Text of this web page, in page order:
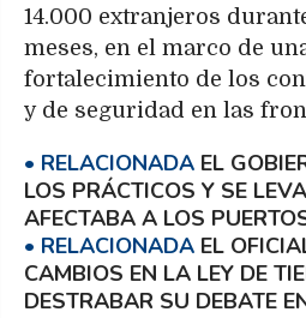
14.000 extranjeros
meses, en el marco de
fortalecimiento de los
y de seguridad en las
EL
LOS PRÁCTICOS Y SE
AFECTABA A LOS
EL
CAMBIOS EN LA LEY DE
DESTRABAR SU DEBATE